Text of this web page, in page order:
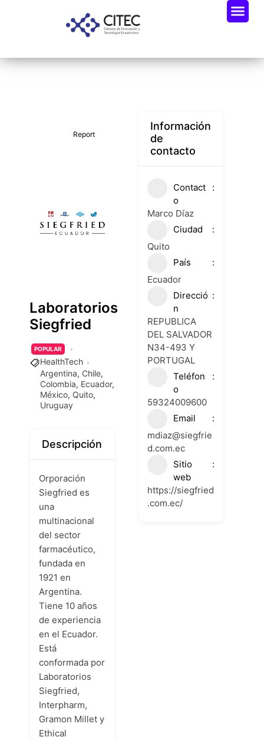
Report
Laboratorios
Siegfried
POPULAR
HealthTech
Argentina, Chile,
Colombia, Ecuador,
México, Quito,
Uruguay
Descripción
Orporación
Siegfried es
una
multinacional
del sector
farmacéutico,
fundada en
1921 en
Argentina.
Tiene 10 años
de experiencia
en el Ecuador.
Está
conformada por
Laboratorios
Siegfried,
Interpharm,
Gramon Millet y
Ethical
Información
de
contacto
Contact
o
Marco Díaz
Ciudad
Quito
País
Ecuador
Direcció
n
REPUBLICA
DEL SALVADOR
N34-493 Y
PORTUGAL
Teléfon
o
59324009600
Email
mdiaz@siegfrie
d.com.ec
Sitio
web
https://siegfried
.com.ec/